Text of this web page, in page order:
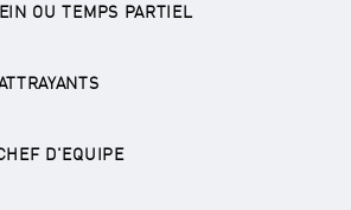
OU TEMPS PARTIEL
D'EQUIPE